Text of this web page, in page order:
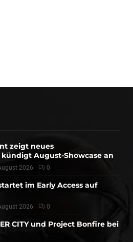
zeigt neues
August-Showcase an
2026 0
im Early Access auf
2026 0
CITY und Project Bonfire bei